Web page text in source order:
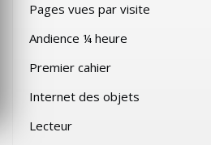
Pages vues par visite
Andience ¼ heure
Premier cahier
Internet des objets
Lecteur